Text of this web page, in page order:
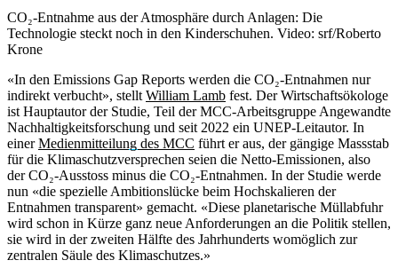
CO₂-Entnahme aus der Atmosphäre durch Anlagen: Die
Technologie steckt noch in den Kinderschuhen. Video: srf/Roberto
Krone
«In den Emissions Gap Reports werden die CO₂-Entnahmen nur
indirekt verbucht», stellt William Lamb fest. Der Wirtschaftsökologe
ist Hauptautor der Studie, Teil der MCC-Arbeitsgruppe Angewandte
Nachhaltigkeitsforschung und seit 2022 ein UNEP-Leitautor. In
einerMedienmitteilung des MCC führt er aus, der gängige Massstab
für die Klimaschutzversprechen seien die Netto-Emissionen, also
der CO₂-Ausstoss minus die CO₂-Entnahmen. In der Studie werde
nun «die spezielle Ambitionslücke beim Hochskalieren der
Entnahmen transparent» gemacht. «Diese planetarische Müllabfuhr
wird schon in Kürze ganz neue Anforderungen an die Politik stellen,
sie wird in der zweiten Hälfte des Jahrhunderts womöglich zur
zentralen Säule des Klimaschutzes.»